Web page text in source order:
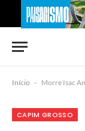
Início - Morre Isac Amâncio
CAPIM GROSSO